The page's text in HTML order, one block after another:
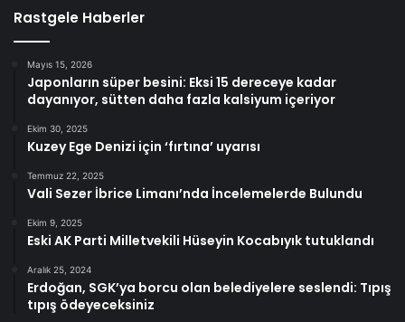
Rastgele Haberler
Mayıs 15, 2026
Japonların süper besini: Eksi 15 dereceye kadar
dayanıyor, sütten daha fazla kalsiyum içeriyor
Ekim 30, 2025
Kuzey Ege Denizi için ‘fırtına’ uyarısı
Temmuz 22, 2025
Vali Sezer İbrice Limanı’nda İncelemelerde Bulundu
Ekim 9, 2025
Eski AK Parti Milletvekili Hüseyin Kocabıyık tutuklandı
Aralık 25, 2024
Erdoğan, SGK’ya borcu olan belediyelere seslendi: Tıpış
tıpış ödeyeceksiniz